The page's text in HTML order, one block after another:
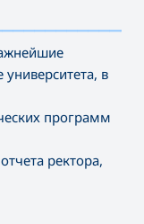
в
программ
ректора,